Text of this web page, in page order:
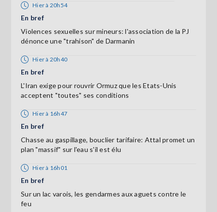
Hier à 20h54
En bref
Violences sexuelles sur mineurs: l'association de la PJ
dénonce une "trahison" de Darmanin
Hier à 20h40
En bref
L'Iran exige pour rouvrir Ormuz que les Etats-Unis
acceptent "toutes" ses conditions
Hier à 16h47
En bref
Chasse au gaspillage, bouclier tarifaire: Attal promet un
plan "massif" sur l'eau s'il est élu
Hier à 16h01
En bref
Sur un lac varois, les gendarmes aux aguets contre le
feu